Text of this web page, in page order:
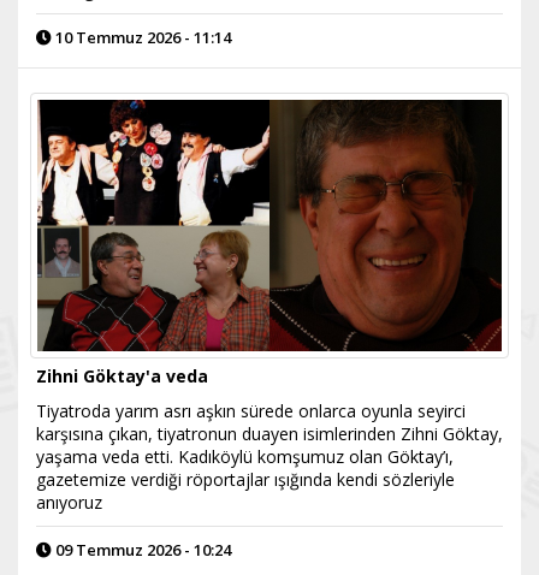
10 Temmuz 2026 - 11:14
Zihni Göktay'a veda
Tiyatroda yarım asrı aşkın sürede onlarca oyunla seyirci
karşısına çıkan, tiyatronun duayen isimlerinden Zihni Göktay,
yaşama veda etti. Kadıköylü komşumuz olan Göktay’ı,
gazetemize verdiği röportajlar ışığında kendi sözleriyle
anıyoruz
09 Temmuz 2026 - 10:24